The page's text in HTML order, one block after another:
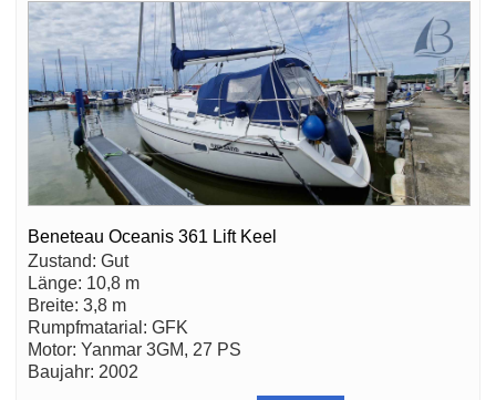
Beneteau Oceanis 361 Lift Keel
Zustand: Gut
Länge: 10,8 m
Breite: 3,8 m
Rumpfmatarial: GFK
Motor: Yanmar 3GM, 27 PS
Baujahr: 2002